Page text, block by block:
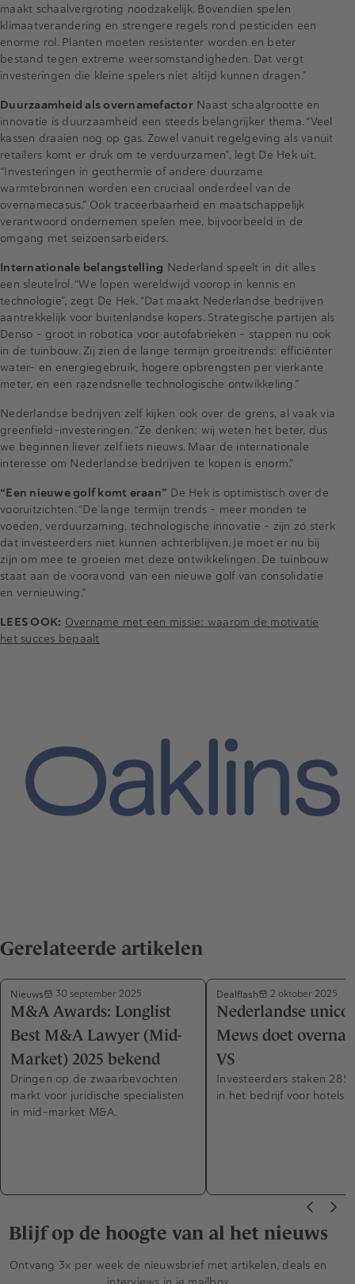
maakt schaalvergroting noodzakelijk. Bovendien spelen
klimaatverandering en strengere regels rond pesticiden een
enorme rol. Planten moeten resistenter worden en beter
bestand tegen extreme weersomstandigheden. Dat vergt
investeringen die kleine spelers niet altijd kunnen dragen.”
Duurzaamheid als overnamefactorNaast schaalgrootte en
innovatie is duurzaamheid een steeds belangrijker thema. “Veel
kassen draaien nog op gas. Zowel vanuit regelgeving als vanuit
retailers komt er druk om te verduurzamen”, legt De Hek uit.
“Investeringen in geothermie of andere duurzame
warmtebronnen worden een cruciaal onderdeel van de
overnamecasus.” Ook traceerbaarheid en maatschappelijk
verantwoord ondernemen spelen mee, bijvoorbeeld in de
omgang met seizoensarbeiders.
Internationale belangstelling Nederland speelt in dit alles
een sleutelrol. “We lopen wereldwijd voorop in kennis en
technologie”, zegt De Hek. “Dat maakt Nederlandse bedrijven
aantrekkelijk voor buitenlandse kopers. Strategische partijen als
Denso – groot in robotica voor autofabrieken – stappen nu ook
in de tuinbouw. Zij zien de lange termijn groeitrends: efficiënter
water- en energiegebruik, hogere opbrengsten per vierkante
meter, en een razendsnelle technologische ontwikkeling.”
Nederlandse bedrijven zelf kijken ook over de grens, al vaak via
greenfield-investeringen. “Ze denken: wij weten het beter, dus
we beginnen liever zelf iets nieuws. Maar de internationale
interesse om Nederlandse bedrijven te kopen is enorm.”
“Een nieuwe golf komt eraan” De Hek is optimistisch over de
vooruitzichten. “De lange termijn trends – meer monden te
voeden, verduurzaming, technologische innovatie – zijn zó sterk
dat investeerders niet kunnen achterblijven. Je moet er nu bij
zijn om mee te groeien met deze ontwikkelingen. De tuinbouw
staat aan de vooravond van een nieuwe golf van consolidatie
en vernieuwing.”
LEES OOK: Overname met een missie: waarom de motivatie
het succes bepaalt
Gerelateerde artikelen
Nieuws 30 september 2025
M&A Awards: Longlist
Best M&A Lawyer (Mid-
Market) 2025 bekend
Dringen op de zwaarbevochten
markt voor juridische specialisten
in mid-market M&A.
Dealflash 2 oktober 2025
Nederlandse
Mews doet
VS
Investeerders staken 285
in het bedrijf voor
Blijf op de hoogte van al het nieuws
Ontvang 3x per week de nieuwsbrief met artikelen, deals en